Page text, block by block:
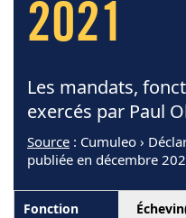
2021
Les mandats,
exercés par Paul
Source : Cumuleo ›
publiée en décembre